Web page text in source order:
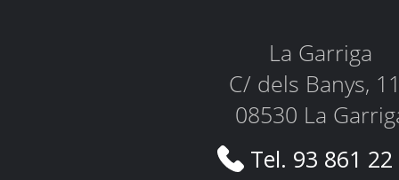
La Garriga
C/ dels Banys,
08530 La
Tel. 93 861